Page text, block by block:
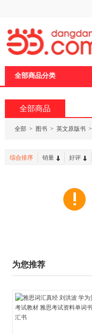
全部商品分类
全部商品
全部 > 图书 > 英文原版书 >
综合排序 销量 好评
为您推荐
页
加